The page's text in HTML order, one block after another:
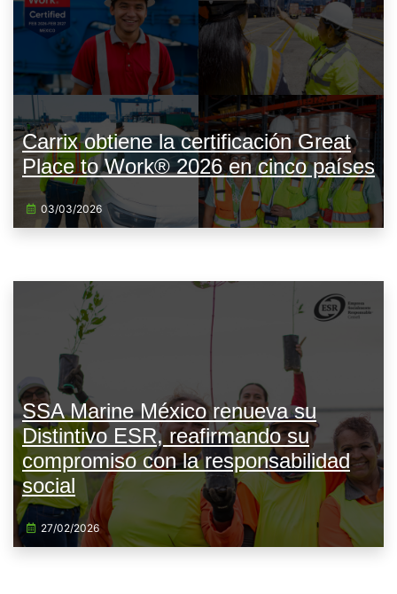
Carrix obtiene la certificación Great
Place to Work® 2026 en cinco países
03/03/2026
SSA Marine México renueva su
Distintivo ESR, reafirmando su
compromiso con la responsabilidad
social
27/02/2026